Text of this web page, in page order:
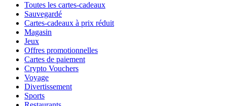
Toutes les cartes-cadeaux
Sauvegardé
Cartes-cadeaux à prix réduit
Magasin
Jeux
Offres promotionnelles
Cartes de paiement
Crypto Vouchers
Voyage
Divertissement
Sports